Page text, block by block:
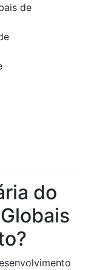
de
do